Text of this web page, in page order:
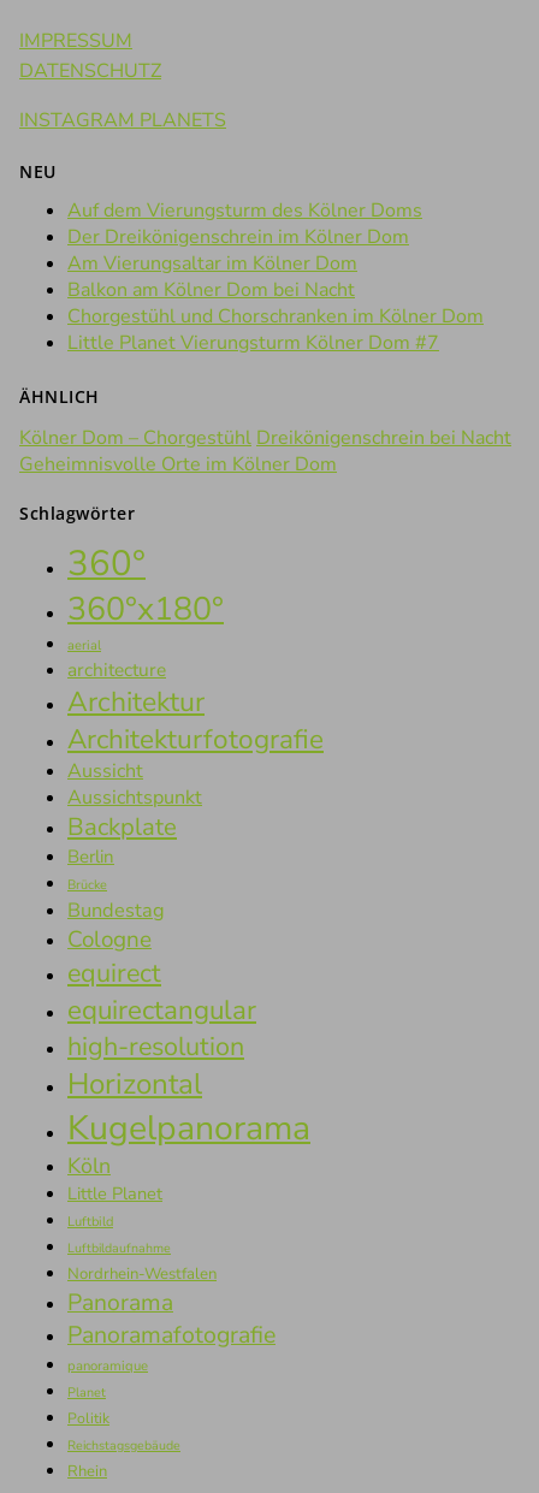
IMPRESSUM
DATENSCHUTZ
INSTAGRAM PLANETS
NEU
Auf dem Vierungsturm des Kölner Doms
Der Dreikönigenschrein im Kölner Dom
Am Vierungsaltar im Kölner Dom
Balkon am Kölner Dom bei Nacht
Chorgestühl und Chorschranken im Kölner Dom
Little Planet Vierungsturm Kölner Dom #7
ÄHNLICH
Kölner Dom – Chorgestühl Dreikönigenschrein bei Nacht
Geheimnisvolle Orte im Kölner Dom
Schlagwörter
360°
360°x180°
aerial
architecture
Architektur
Architekturfotografie
Aussicht
Aussichtspunkt
Backplate
Berlin
Brücke
Bundestag
Cologne
equirect
equirectangular
high-resolution
Horizontal
Kugelpanorama
Köln
Little Planet
Luftbild
Luftbildaufnahme
Nordrhein-Westfalen
Panorama
Panoramafotografie
panoramique
Planet
Politik
Reichstagsgebäude
Rhein